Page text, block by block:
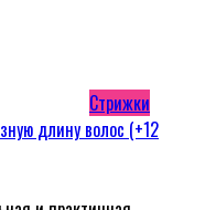
Стрижки
длину волос (+12